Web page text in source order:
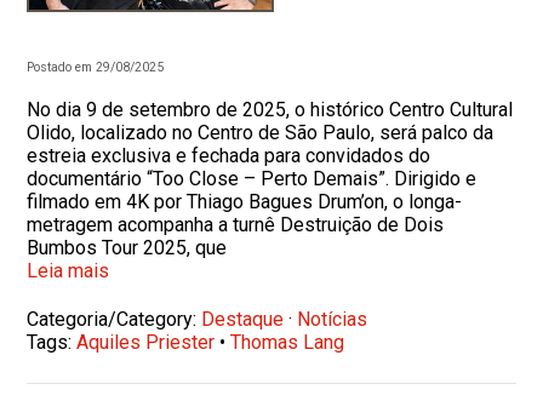
Postado em 29/08/2025
No dia 9 de setembro de 2025, o histórico Centro Cultural
Olido, localizado no Centro de São Paulo, será palco da
estreia exclusiva e fechada para convidados do
documentário “Too Close – Perto Demais”. Dirigido e
filmado em 4K por Thiago Bagues Drum’on, o longa-
metragem acompanha a turnê Destruição de Dois
Bumbos Tour 2025, que
Leia mais
Categoria/Category: Destaque · Notícias
Tags:Aquiles Priester •Thomas Lang